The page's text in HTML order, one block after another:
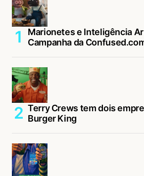
Marionetes e Inteligência
Campanha da
Terry Crews tem dois
Burger King